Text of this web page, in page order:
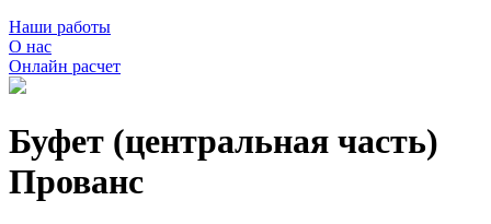
Наши работы
О нас
Онлайн расчет
Буфет (центральная часть)
Прованс